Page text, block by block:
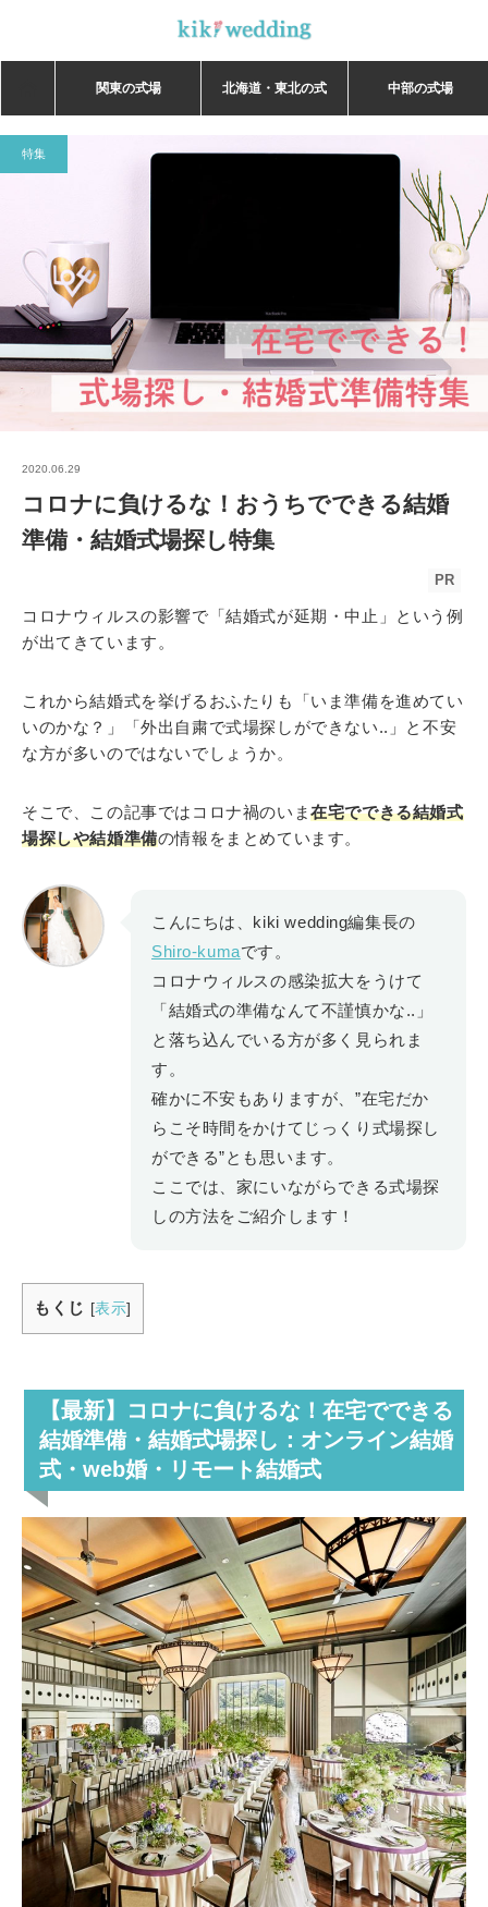
関東の式場 北海道・東北の式 中部の式場
コロナに負けるな！おうちでできる結婚準備・結婚式場探
特集
2020.06.29
コロナに負けるな！おうちでできる結婚
準備・結婚式場探し特集
PR
コロナウィルスの影響で「結婚式が延期・中止」という例
が出てきています。
これから結婚式を挙げるおふたりも「いま準備を進めてい
いのかな？」「外出自粛で式場探しができない..」と不安
な方が多いのではないでしょうか。
そこで、この記事ではコロナ禍のいま在宅でできる結婚式
場探しや結婚準備の情報をまとめています。
こんにちは、kiki wedding編集長の
Shiro-kumaです。
コロナウィルスの感染拡大をうけて
「結婚式の準備なんて不謹慎かな..」
と落ち込んでいる方が多く見られま
す。
確かに不安もありますが、”在宅だか
らこそ時間をかけてじっくり式場探し
ができる”とも思います。
ここでは、家にいながらできる式場探
しの方法をご紹介します！
もくじ [表示]
【最新】コロナに負けるな！在宅でできる
結婚準備・結婚式場探し：オンライン結婚
式・web婚・リモート結婚式